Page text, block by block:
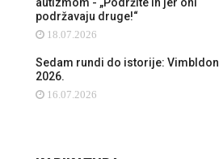
podržavaju druge!“
18.07.2026
Sedam rundi do istorije: Vimbldon
2026.
16.07.2026